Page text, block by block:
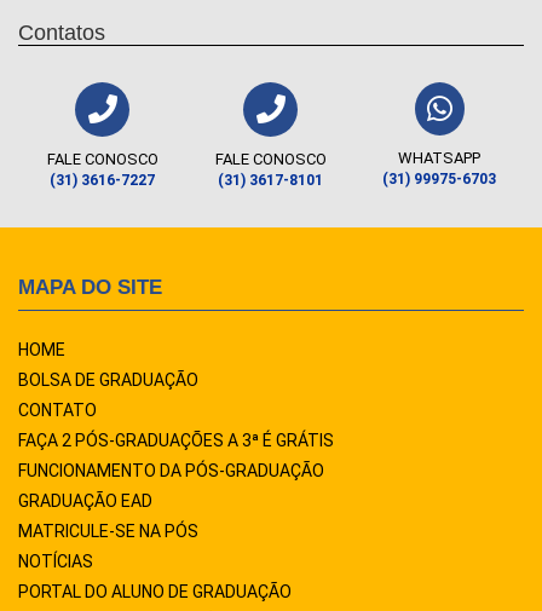
Contatos
FALE CONOSCO
(31) 3616-7227
FALE CONOSCO
(31) 3617-8101
WHATSAPP
(31) 99975-6703
MAPA DO SITE
HOME
BOLSA DE GRADUAÇÃO
CONTATO
FAÇA 2 PÓS-GRADUAÇÕES A 3ª É GRÁTIS
FUNCIONAMENTO DA PÓS-GRADUAÇÃO
GRADUAÇÃO EAD
MATRICULE-SE NA PÓS
NOTÍCIAS
PORTAL DO ALUNO DE GRADUAÇÃO